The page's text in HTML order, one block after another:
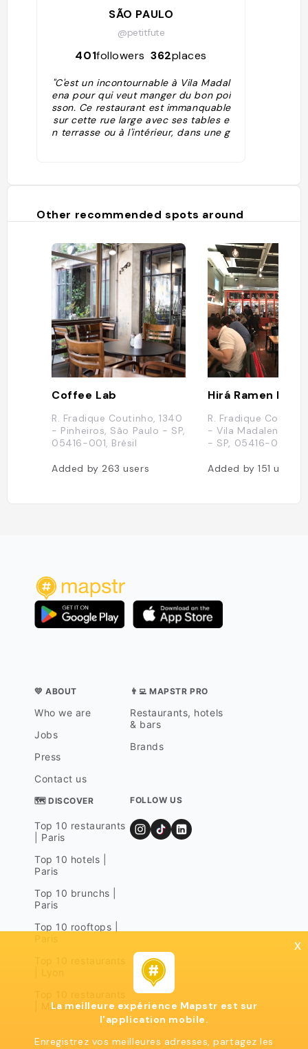
SÃO PAULO
@petitfute
401followers 362places
"C'est un incontournable à Vila Madal
ena pour qui veut manger du bon poi
sson. Ce restaurant est immanquable
sur cette rue large avec ses tables e
n terrasse ou à l'intérieur, dans une g
Other recommended spots around
Coffee Lab
R. Fradique Coutinho, 1340
- Pinheiros, São Paulo - SP,
05416-001, Brésil
Added by263users
Hirá Ramen
R. Fradique
- Vila Madalena,
- SP, 05416-001,
Added by151users
💛 ABOUT
Who we are
Jobs
Press
Contact us
👨‍💻 MAPSTR PRO
Restaurants, hotels
& bars
Brands
🗺 DISCOVER
Top 10 restaurants
| Paris
Top 10 hotels |
Paris
Top 10 brunchs |
Paris
Top 10 rooftops |
| Marseille
FOLLOW US
x
La meilleure expérience Mapstr est sur
l'application mobile.
Enregistrez vos meilleures adresses, partagez les